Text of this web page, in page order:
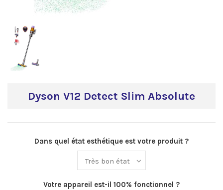
Dyson V12 Detect Slim Absolute
Dans quel état esthétique est votre produit ?
Votre appareil est-il 100% fonctionnel ?